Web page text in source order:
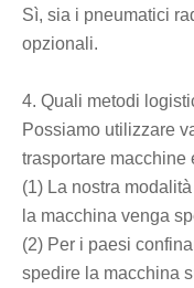
Sì, sia i pneumatici
opzionali.
4. Quali metodi
Possiamo utilizzare
trasportare macchine
(1) La nostra
la macchina venga
(2) Per i paesi
spedire la macchina